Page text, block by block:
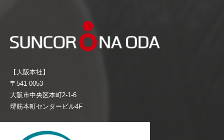
【大阪本社】
〒541-0053
大阪市中央区本町2-1-6
堺筋本町センタービル4F